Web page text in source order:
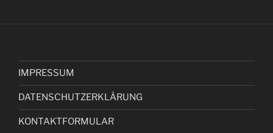
IMPRESSUM
DATENSCHUTZERKLÄRUNG
KONTAKTFORMULAR